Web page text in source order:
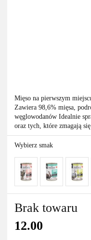
Mięso na pierwszym
Zawiera 98,6% mięsa,
węglowodanów Idealnie
oraz tych, które zmagają
Wybierz smak
Brak towaru
12.00